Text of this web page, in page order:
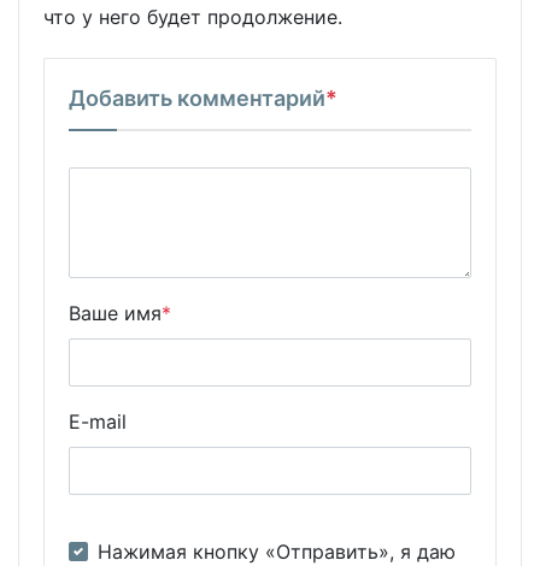
что у него будет продолжение.
Добавить комментарий*
Ваше имя*
E-mail
Нажимая кнопку «Отправить», я даю